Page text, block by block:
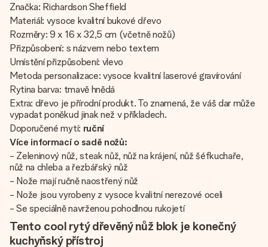
Značka: Richardson Sheffield
Materiál: vysoce kvalitní bukové dřevo
Rozměry: 9 x 16 x 32,5 cm (včetně nožů)
Přizpůsobení: s názvem nebo textem
Umístění přizpůsobení: vlevo
Metoda personalizace: vysoce kvalitní laserové gravírování
Rytina barva: tmavě hnědá
Extra: dřevo je přírodní produkt. To znamená, že váš dar může
vypadat poněkud jinak než v příkladech.
Doporučené mytí: ruční
Více informací o sadě nožů:
- Zeleninový nůž, steak nůž, nůž na krájení, nůž šéfkuchaře,
nůž na chleba a řezbářský nůž
- Nože mají ručně naostřený nůž
- Nože jsou vyrobeny z vysoce kvalitní nerezové oceli
- Se speciálně navrženou pohodlnou rukojetí
Tento cool rytý dřevěný nůž blok je konečný
kuchyňský přístroj